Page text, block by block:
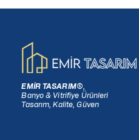
EMİR TASARIM®,
Banyo & Vitrifiye Ürünleri
Tasarım, Kalite, Güven